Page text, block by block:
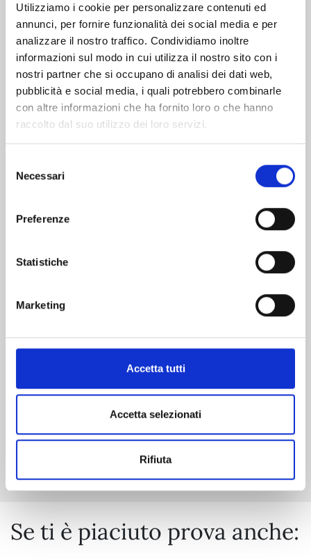
Utilizziamo i cookie per personalizzare contenuti ed
annunci, per fornire funzionalità dei social media e per
analizzare il nostro traffico. Condividiamo inoltre
informazioni sul modo in cui utilizza il nostro sito con i
nostri partner che si occupano di analisi dei dati web,
pubblicità e social media, i quali potrebbero combinarle
con altre informazioni che ha fornito loro o che hanno
raccolto dal suo utilizzo dei loro servizi.
delNecessari
Preferenze
Statistiche
Marketing
Accetta tutti
Accetta selezionati
Rifiuta
Altri volumi della serie
Mostra tutto
Se ti è piaciuto prova anche: